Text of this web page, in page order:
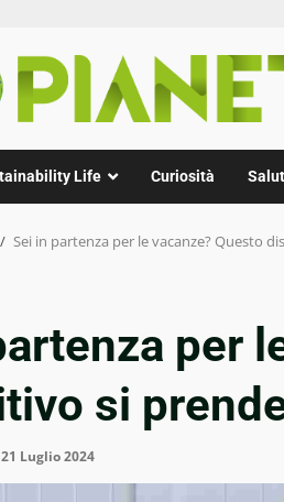
Life Curiosità
Sei in partenza per le vacanze? Questo
per
si
21 Luglio 2024